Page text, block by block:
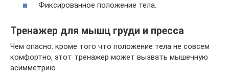
Фиксированное положение тела.
Тренажер для мышц груди и пресса
Чем опасно: кроме того что положение тела не совсем
комфортно, этот тренажер может вызвать мышечную
асимметрию.